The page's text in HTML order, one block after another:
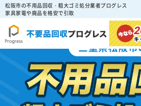
松阪市の不用品回収・粗大ゴミ処分業者プログレス
家具家電や廃品を格安で引取
キ
三重県松阪市